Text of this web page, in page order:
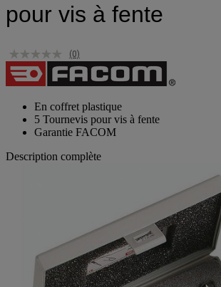
pour vis à fente
(0)
En coffret plastique
5 Tournevis pour vis à fente
Garantie FACOM
Description complète